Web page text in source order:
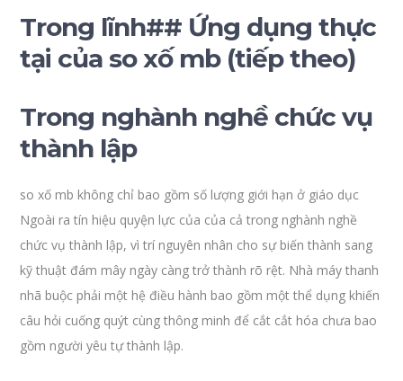
Trong lĩnh## Ứng dụng thực
tại của so xố mb (tiếp theo)
Trong nghành nghề chức vụ
thành lập
so xố mb không chỉ bao gồm số lượng giới hạn ở giáo dục
Ngoài ra tín hiệu quyện lực của của cả trong nghành nghề
chức vụ thành lập, vì trí nguyên nhân cho sự biến thành sang
kỹ thuật đám mây ngày càng trở thành rõ rệt. Nhà máy thanh
nhã buộc phải một hệ điều hành bao gồm một thể dụng khiến
câu hỏi cuống quýt cùng thông minh để cắt cắt hóa chưa bao
gồm người yêu tự thành lập.